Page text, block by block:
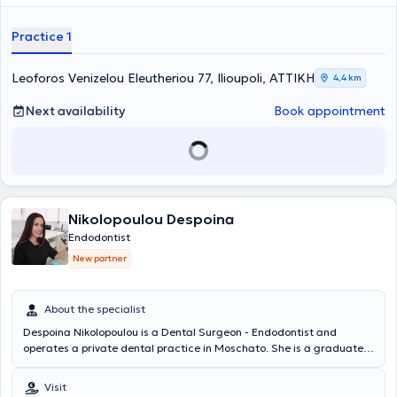
the Association of Greek Endodontists, and has been actively
abroad.
Practice 1
Leoforos Venizelou Eleutheriou 77, Ilioupoli, ΑΤΤΙΚΗ 4,4 km
Next availability Book appointment
Nikolopoulou Despoina
Endodontist
New partner
About the specialist
Despoina Nikolopoulou is a Dental Surgeon - Endodontist and
operates a private dental practice in Moschato. She is a graduate
Athens and holds a postgraduate degree in Endodontics from the
Visit